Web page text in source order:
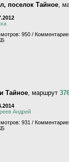
поселок Тайное ,
950 /
Тайное , маршрут
Aндpeй
931 /